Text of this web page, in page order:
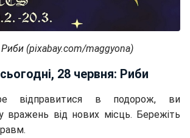
(pixabay.com/maggyona)
28 червня: Риби
відправитися в подорож, ви
вражень від нових місць. Бережіть